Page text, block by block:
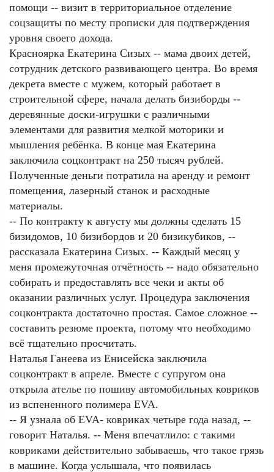
помощи -- визит в территориальное отделение
соцзащиты по месту прописки для подтверждения
уровня своего дохода.
Красноярка Екатерина Сизых -- мама двоих детей,
сотрудник детского развивающего центра. Во время
декрета вместе с мужем, который работает в
строительной сфере, начала делать бизиборды --
деревянные доски-игрушки с различными
элементами для развития мелкой моторики и
мышления ребёнка. В конце мая Екатерина
заключила соцконтракт на 250 тысяч рублей.
Полученные деньги потратила на аренду и ремонт
помещения, лазерный станок и расходные
материалы.
-- По контракту к августу мы должны сделать 15
бизидомов, 10 бизибордов и 20 бизикубиков, --
рассказала Екатерина Сизых. -- Каждый месяц у
меня промежуточная отчётность -- надо обязательно
собирать и предоставлять все чеки и акты об
оказании различных услуг. Процедура заключения
соцконтракта достаточно простая. Самое сложное --
составить резюме проекта, потому что необходимо
всё тщательно просчитать.
Наталья Ганеева из Енисейска заключила
соцконтракт в апреле. Вместе с супругом она
открыла ателье по пошиву автомобильных ковриков
из вспененного полимера EVA.
-- Я узнала об EVA- ковриках четыре года назад, --
говорит Наталья. -- Меня впечатлило: с такими
ковриками действительно забываешь, что такое грязь
в машине. Когда услышала, что появилась